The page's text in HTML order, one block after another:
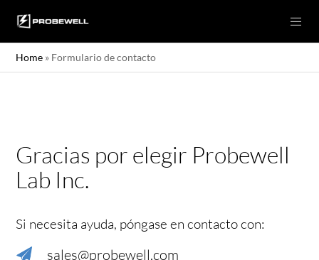
Home » Formulario de contacto
Gracias por elegir Probewell
Lab Inc.
Si necesita ayuda, póngase en contacto con:
sales@probewell.com